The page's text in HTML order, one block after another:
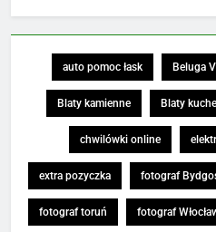
auto pomoc łask Beluga
Blaty kamienne Blaty
chwilówki online
extra pozyczka fotograf
fotograf toruń fotograf